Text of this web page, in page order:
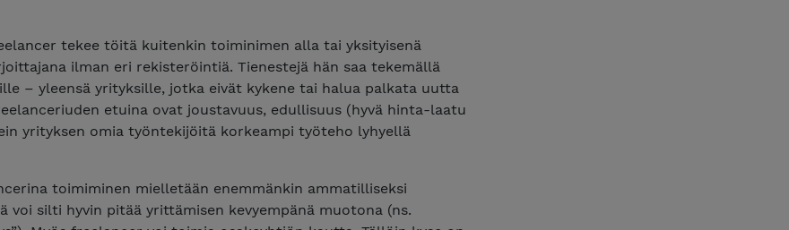
tekee töitä kuitenkin toiminimen alla tai yksityisenä
ilman eri rekisteröintiä. Tienestejä hän saa tekemällä
– yleensä yrityksille, jotka eivät kykene tai halua palkata uutta
etuina ovat joustavuus, edullisuus (hyvä hinta-laatu
yrityksen omia työntekijöitä korkeampi työteho lyhyellä
toimiminen mielletään enemmänkin ammatilliseksi
voi silti hyvin pitää yrittämisen kevyempänä muotona (ns.